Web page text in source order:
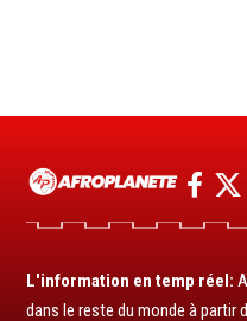
L'information en temp réel:
dans le reste du monde à